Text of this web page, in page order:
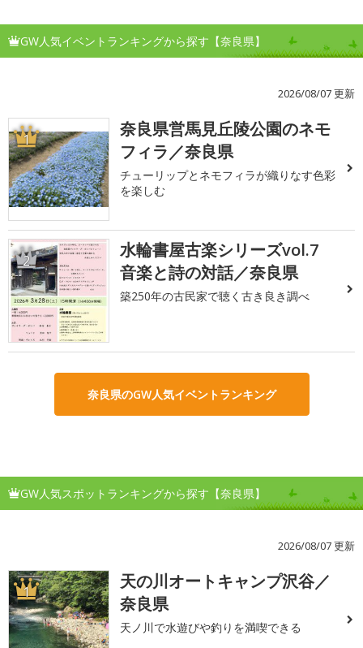
GW人気イベントランキングから探す【奈良県】
2026/08/07 更新
1
奈良県営馬見丘陵公園のネモ
フィラ／奈良県
チューリップとネモフィラが織りなす色彩
を楽しむ
2
水輪書屋古楽シリーズvol.7
音楽と詩の対話／奈良県
築250年の古民家で聴く古き良き調べ
奈良県のGW人気イベントランキング
GW人気スポットランキングから探す【奈良県】
2026/08/07 更新
1
天の川オートキャンプ沢谷／
奈良県
天ノ川で水遊びや釣りを満喫できる